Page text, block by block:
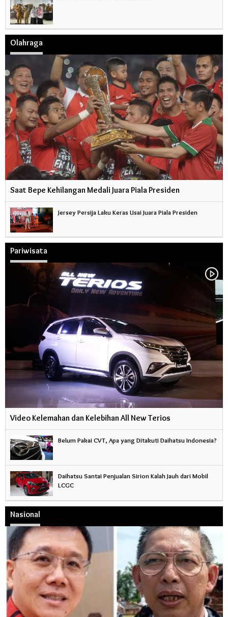
Olahraga
Saat Bepe Kehilangan Medali Juara Piala Presiden
Jersey Persija Laku Keras Usai Juara Piala Presiden
Pariwisata
Video Kelemahan dan Kelebihan All New Terios
Belum Pakai CVT, Apa yang Ditakuti Daihatsu Indonesia?
Daihatsu Santai Penjualan Sirion Kalah Jauh dari Mobil
LCGC
Nasional